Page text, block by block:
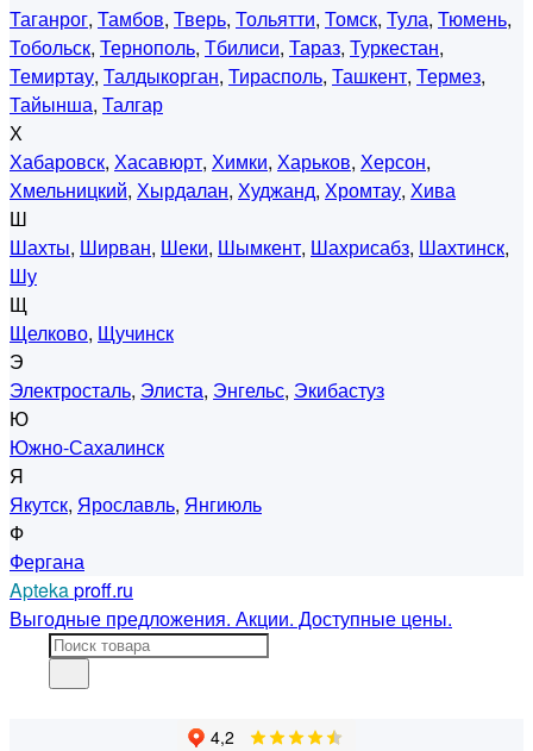
Таганрог, Тамбов, Тверь, Тольятти, Томск, Тула, Тюмень,
Тобольск, Тернополь, Тбилиси, Тараз, Туркестан,
Темиртау, Талдыкорган, Тирасполь, Ташкент, Термез,
Тайынша, Талгар
Х
Хабаровск, Хасавюрт, Химки, Харьков, Херсон,
Хмельницкий, Хырдалан, Худжанд, Хромтау, Хива
Ш
Шахты, Ширван, Шеки, Шымкент, Шахрисабз, Шахтинск,
Шу
Щ
Щелково, Щучинск
Э
Электросталь, Элиста, Энгельс, Экибастуз
Ю
Южно-Сахалинск
Я
Якутск, Ярославль, Янгиюль
Ф
Фергана
Aptekaproff.ru
Выгодные предложения. Акции. Доступные цены.